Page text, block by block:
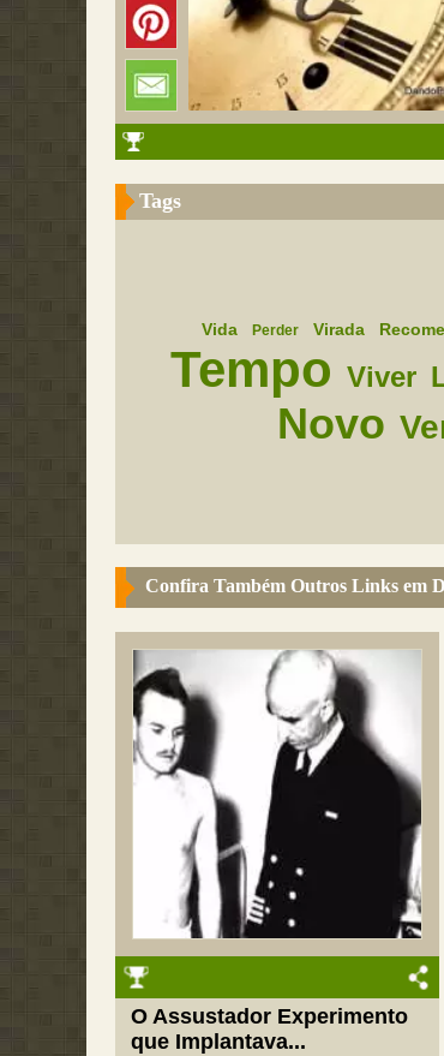
Tags
Vida Perder Virada
Tempo Viver
Novo
Confira Também Outros Links em
O Assustador Experimento
que Implantava...